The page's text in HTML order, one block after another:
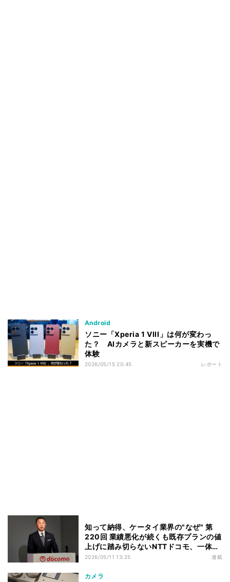
Android
ソニー「Xperia 1 VIII」は何が変わっ
た？ AIカメラと新スピーカーを実機で
体験
2026/05/15 20:45 レポート
知って納得、ケータイ業界の"なぜ" 第
220回 業績悪化が続くも既存プランの値
上げに踏み切らないNTTドコモ、一体な
ぜなのか
2026/05/11 13:25 連載
カメラ